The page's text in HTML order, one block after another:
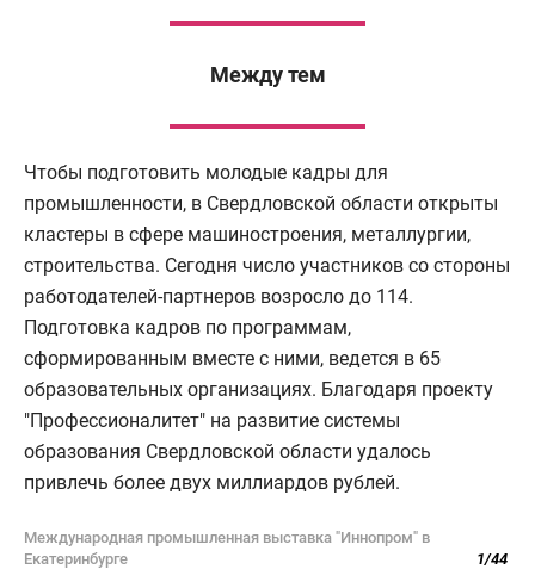
Между тем
Чтобы подготовить молодые кадры для
промышленности, в Свердловской области открыты
кластеры в сфере машиностроения, металлургии,
строительства. Сегодня число участников со стороны
работодателей-партнеров возросло до 114.
Подготовка кадров по программам,
сформированным вместе с ними, ведется в 65
образовательных организациях. Благодаря проекту
"Профессионалитет" на развитие системы
образования Свердловской области удалось
привлечь более двух миллиардов рублей.
Международная промышленная выставка "Иннопром" в
Екатеринбурге
1/44